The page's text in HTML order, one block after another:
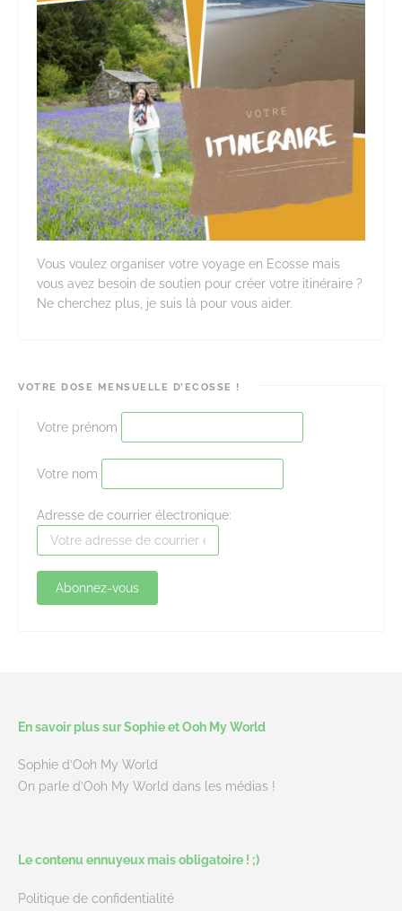
Vous voulez organiser votre voyage en Ecosse mais
vous avez besoin de soutien pour créer votre itinéraire ?
Ne cherchez plus, je suis là pour vous aider.
VOTRE DOSE MENSUELLE D’ECOSSE !
Votre prénom
Votre nom
Adresse de courrier électronique:
En savoir plus sur Sophie et Ooh My World
Sophie d’Ooh My World
On parle d’Ooh My World dans les médias !
Le contenu ennuyeux mais obligatoire ! ;)
Politique de confidentialité